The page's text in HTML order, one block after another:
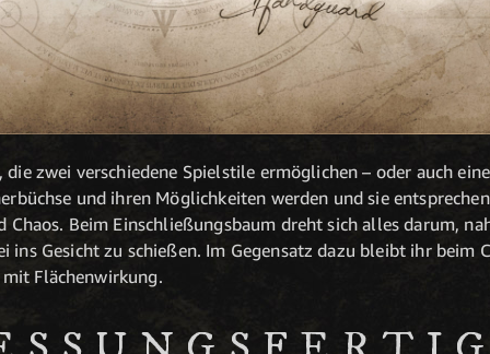
zwei verschiedene Spielstile ermöglichen – oder auch
und ihren Möglichkeiten werden und sie
Beim Einschließungsbaum dreht sich alles darum,
ins Gesicht zu schießen. Im Gegensatz dazu bleibt ihr beim
Flächenwirkung.